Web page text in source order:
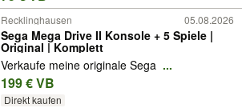
Recklinghausen 05.08.2026
Sega Mega Drive II Konsole + 5 Spiele |
Original | Komplett
Verkaufe meine originale Sega ...
199 € VB
Direkt kaufen